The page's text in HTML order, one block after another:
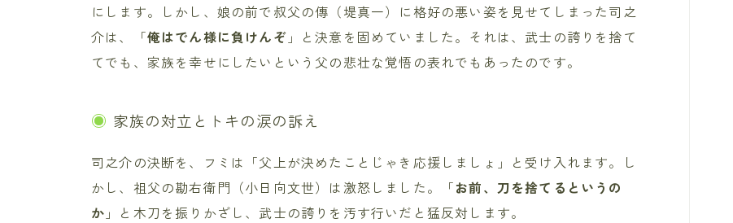
にします。しかし、娘の前で叔父の傳（堤真一）に格好の悪い姿を見せてしまった司之
介は、「俺はでん様に負けんぞ 」と決意を固めていました。それは、武士の誇りを捨て
てでも、家族を幸せにしたいという父の悲壮な覚悟の表れでもあったのです。
家族の対立とトキの涙の訴え
司之介の決断を、フミは「父上が決めたことじゃき応援しましょ」と受け入れます。し
かし、祖父の勘右衛門（小日向文世）は激怒しました。「お前、刀を捨てるというの
か 」と木刀を振りかざし、武士の誇りを汚す行いだと猛反対します。